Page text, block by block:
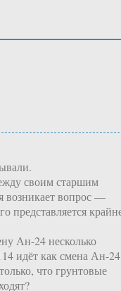
своим старшим
возникает вопрос —
представляется
Ан-24 несколько
идёт как смена Ан-
что грунтовые